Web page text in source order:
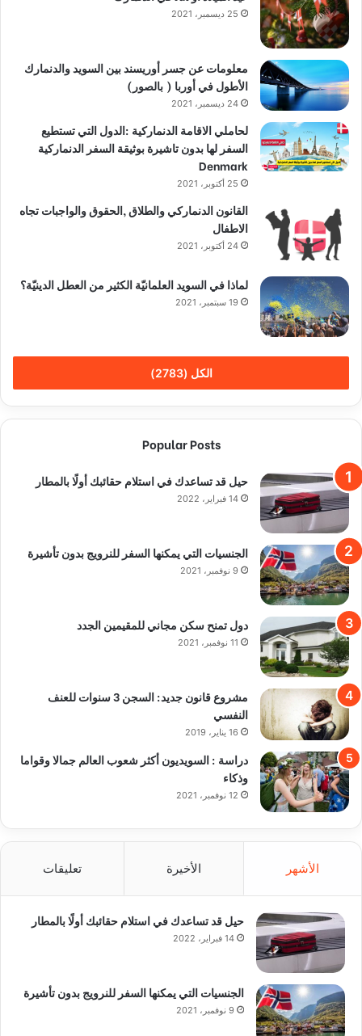
25 ديسمبر، 2021
معلومات عن جسر أوريسند بين السويد والدنمارك
الأطول في أوربا ( بالصور)
24 ديسمبر، 2021
لحاملي الاقامة الدنماركية :الدول التي تستطيع
السفر لها بدون تاشيرة بوثيقة السفر الدنماركية
Denmark
25 أكتوبر، 2021
القانون الدنماركي والطلاق ,الحقوق والواجبات تجاه
الاطفال
24 أكتوبر، 2021
لماذا في السويد العلمانيّة الكثير من العطل الدينيّة؟
19 سبتمبر، 2021
الكل (2783)
Popular Posts
حيل قد تساعدك في استلام حقائبك أولًا بالمطار
14 فبراير، 2022
الجنسيات التي يمكنها السفر للنرويج بدون تأشيرة
9 نوفمبر، 2021
دول تمنح سكن مجاني للمقيمين الجدد
11 نوفمبر، 2021
مشروع قانون جديد: السجن 3 سنوات للعنف
النفسي
16 يناير، 2019
دراسة : السويديون أكثر شعوب العالم جمالا وقواما
وذكاء
12 نوفمبر، 2021
الأشهر الأخيرة تعليقات
حيل قد تساعدك في استلام حقائبك أولًا بالمطار
14 فبراير، 2022
الجنسيات التي يمكنها السفر للنرويج بدون تأشيرة
9 نوفمبر، 2021